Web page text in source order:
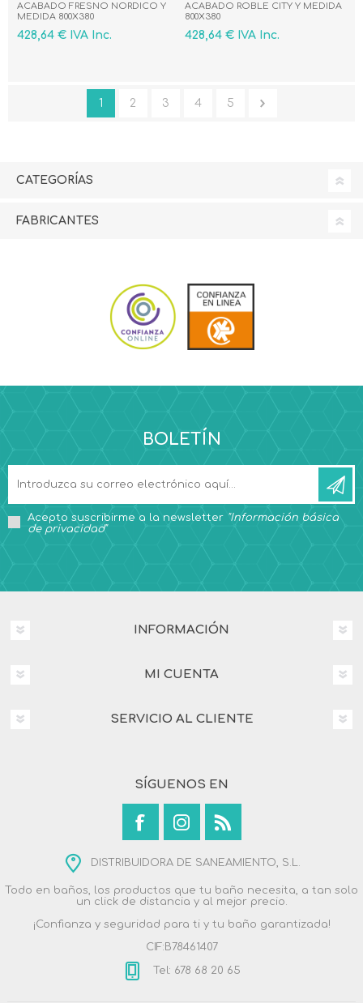
ACABADO FRESNO NORDICO Y
MEDIDA 800X380
428,64 € IVA Inc.
ACABADO ROBLE CITY Y MEDIDA
800X380
428,64 € IVA Inc.
1 2 3 4 5
CATEGORÍAS
FABRICANTES
BOLETÍN
Acepto suscribirme a la newsletter "Información básica
de privacidad"
INFORMACIÓN
MI CUENTA
SERVICIO AL CLIENTE
SÍGUENOS EN
DISTRIBUIDORA DE SANEAMIENTO, S.L.
Todo en baños, los productos que tu baño necesita, a tan solo
un click de distancia y al mejor precio.
¡Confianza y seguridad para ti y tu baño garantizada!
CIF:B78461407
Tel: 678 68 20 65